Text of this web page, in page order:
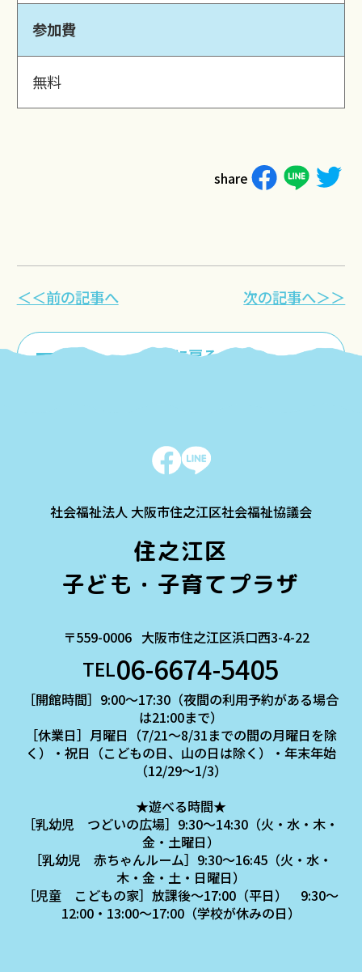
参加費
無料
share
＜＜前の記事へ
一覧に戻る
次の記事へ＞＞
社会福祉法人 大阪市住之江区社会福祉協議会
住之江区
子ども・子育てプラザ
〒559-0006 大阪市住之江区浜口西3-4-22
TEL06-6674-5405
［開館時間］9:00～17:30（夜間の利用予約がある場合
は21:00まで）
［休業日］月曜日（7/21～8/31までの間の月曜日を除
く）・祝日（こどもの日、山の日は除く）・年末年始
（12/29～1/3）
★遊べる時間★
［乳幼児 つどいの広場］9:30～14:30（火・水・木・
金・土曜日）
［乳幼児 赤ちゃんルーム］9:30～16:45（火・水・
木・金・土・日曜日）
［児童 こどもの家］放課後～17:00（平日） 9:30～
12:00・13:00～17:00（学校が休みの日）